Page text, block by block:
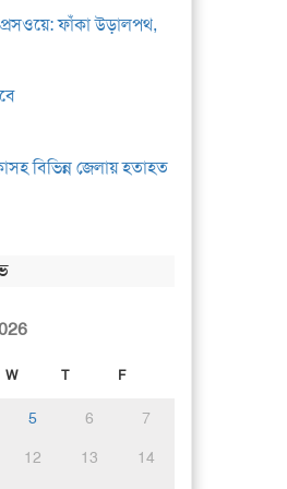
ফাঁকা উড়ালপথ,
বিভিন্ন জেলায় হতাহত
W T F
5 6
7
12 13
14